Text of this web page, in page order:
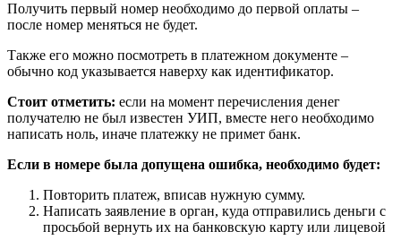
Получить первый номер необходимо до первой оплаты –
после номер меняться не будет.
Также его можно посмотреть в платежном документе –
обычно код указывается наверху как идентификатор.
Стоит отметить: если на момент перечисления денег
получателю не был известен УИП, вместе него необходимо
написать ноль, иначе платежку не примет банк.
Если в номере была допущена ошибка, необходимо будет:
Повторить платеж, вписав нужную сумму.
Написать заявление в орган, куда отправились деньги с
просьбой вернуть их на банковскую карту или лицевой